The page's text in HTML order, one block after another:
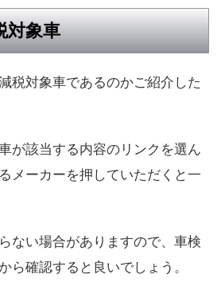
対象車
税対象車であるのかご紹介した
が該当する内容のリンクを選ん
メーカーを押していただくと一
ない場合がありますので、車検
ら確認すると良いでしょう。